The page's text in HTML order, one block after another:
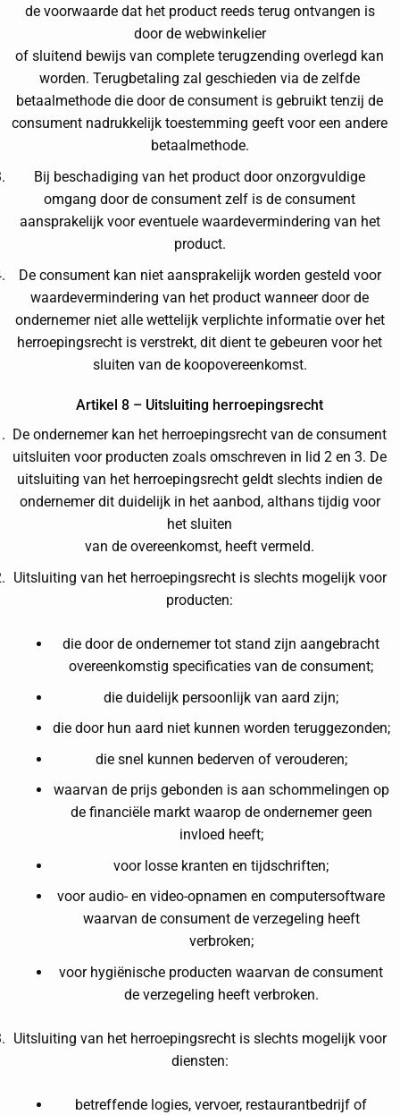
de voorwaarde dat het product reeds terug ontvangen is
door de webwinkelier
of sluitend bewijs van complete terugzending overlegd kan
worden. Terugbetaling zal geschieden via de zelfde
betaalmethode die door de consument is gebruikt tenzij de
consument nadrukkelijk toestemming geeft voor een andere
betaalmethode.
Bij beschadiging van het product door onzorgvuldige
omgang door de consument zelf is de consument
aansprakelijk voor eventuele waardevermindering van het
product.
De consument kan niet aansprakelijk worden gesteld voor
waardevermindering van het product wanneer door de
ondernemer niet alle wettelijk verplichte informatie over het
herroepingsrecht is verstrekt, dit dient te gebeuren voor het
sluiten van de koopovereenkomst.
Artikel 8 – Uitsluiting herroepingsrecht
De ondernemer kan het herroepingsrecht van de consument
uitsluiten voor producten zoals omschreven in lid 2 en 3. De
uitsluiting van het herroepingsrecht geldt slechts indien de
ondernemer dit duidelijk in het aanbod, althans tijdig voor
het sluiten
van de overeenkomst, heeft vermeld.
Uitsluiting van het herroepingsrecht is slechts mogelijk voor
producten:
die door de ondernemer tot stand zijn aangebracht
overeenkomstig specificaties van de consument;
die duidelijk persoonlijk van aard zijn;
die door hun aard niet kunnen worden teruggezonden;
die snel kunnen bederven of verouderen;
waarvan de prijs gebonden is aan schommelingen op
de financiële markt waarop de ondernemer geen
invloed heeft;
voor losse kranten en tijdschriften;
voor audio- en video-opnamen en computersoftware
waarvan de consument de verzegeling heeft
verbroken;
voor hygiënische producten waarvan de consument
de verzegeling heeft verbroken.
Uitsluiting van het herroepingsrecht is slechts mogelijk voor
diensten:
betreffende logies, vervoer, restaurantbedrijf of